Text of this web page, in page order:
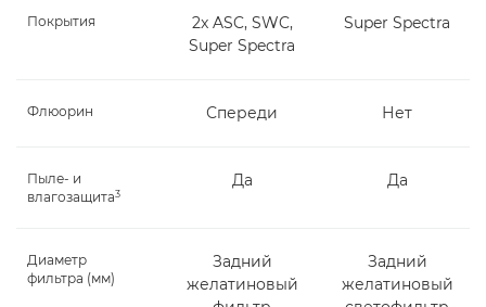
Покрытия
2x ASC, SWC,
Super Spectra
Super Spectra
Флюорин Спереди Нет
Пыле- и
влагозащита3
Да Да
Диаметр
фильтра (мм)
Задний
желатиновый
Задний
желатиновый